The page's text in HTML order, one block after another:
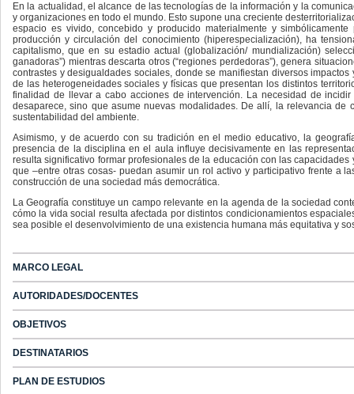
En la actualidad, el alcance de las tecnologías de la información y la
y organizaciones en todo el mundo. Esto supone una creciente
espacio es vivido, concebido y producido materialmente y
producción y circulación del conocimiento (hiperespecialización), ha
capitalismo, que en su estadio actual (globalización/ mundialización)
ganadoras”) mientras descarta otros (“regiones perdedoras”), genera
contrastes y desigualdades sociales, donde se manifiestan diversos
de las heterogeneidades sociales y físicas que presentan los distintos
finalidad de llevar a cabo acciones de intervención. La necesidad de
desaparece, sino que asume nuevas modalidades. De allí, la relevancia
sustentabilidad del ambiente.
Asimismo, y de acuerdo con su tradición en el medio educativo, la
presencia de la disciplina en el aula influye decisivamente en las
resulta significativo formar profesionales de la educación con las
que –entre otras cosas- puedan asumir un rol activo y participativo frente a
construcción de una sociedad más democrática.
La Geografía constituye un campo relevante en la agenda de la sociedad
cómo la vida social resulta afectada por distintos condicionamientos
sea posible el desenvolvimiento de una existencia humana más equitativa y
MARCO LEGAL
AUTORIDADES/DOCENTES
OBJETIVOS
DESTINATARIOS
PLAN DE ESTUDIOS